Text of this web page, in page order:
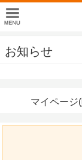
お知らせ
マイページ